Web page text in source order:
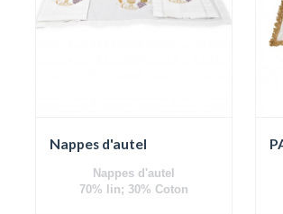
Nappes d'autel
Nappes d'autel
70% lin; 30% Coton